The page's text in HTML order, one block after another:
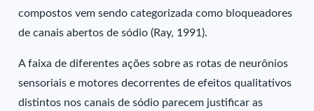
compostos vem sendo categorizada como bloqueadores
de canais abertos de sódio (Ray, 1991).
A faixa de diferentes ações sobre as rotas de neurônios
sensoriais e motores decorrentes de efeitos qualitativos
distintos nos canais de sódio parecem justificar as